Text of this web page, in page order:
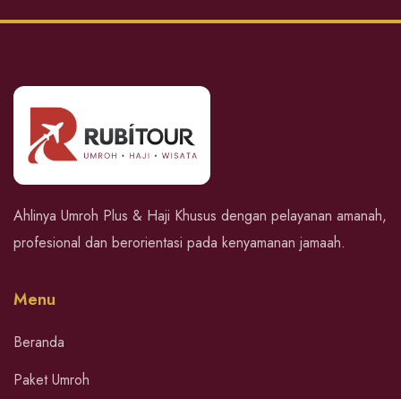
Ahlinya Umroh Plus & Haji Khusus dengan pelayanan amanah,
profesional dan berorientasi pada kenyamanan jamaah.
Menu
Beranda
Paket Umroh